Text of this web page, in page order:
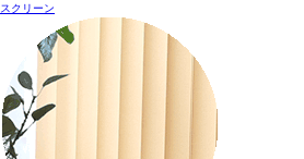
スクリーン